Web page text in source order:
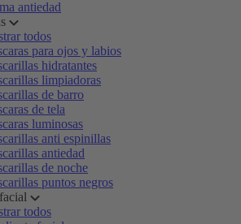
antiedad
todos
para ojos y labios
hidratantes
limpiadoras
de barro
de tela
luminosas
anti espinillas
antiedad
de noche
puntos negros
todos